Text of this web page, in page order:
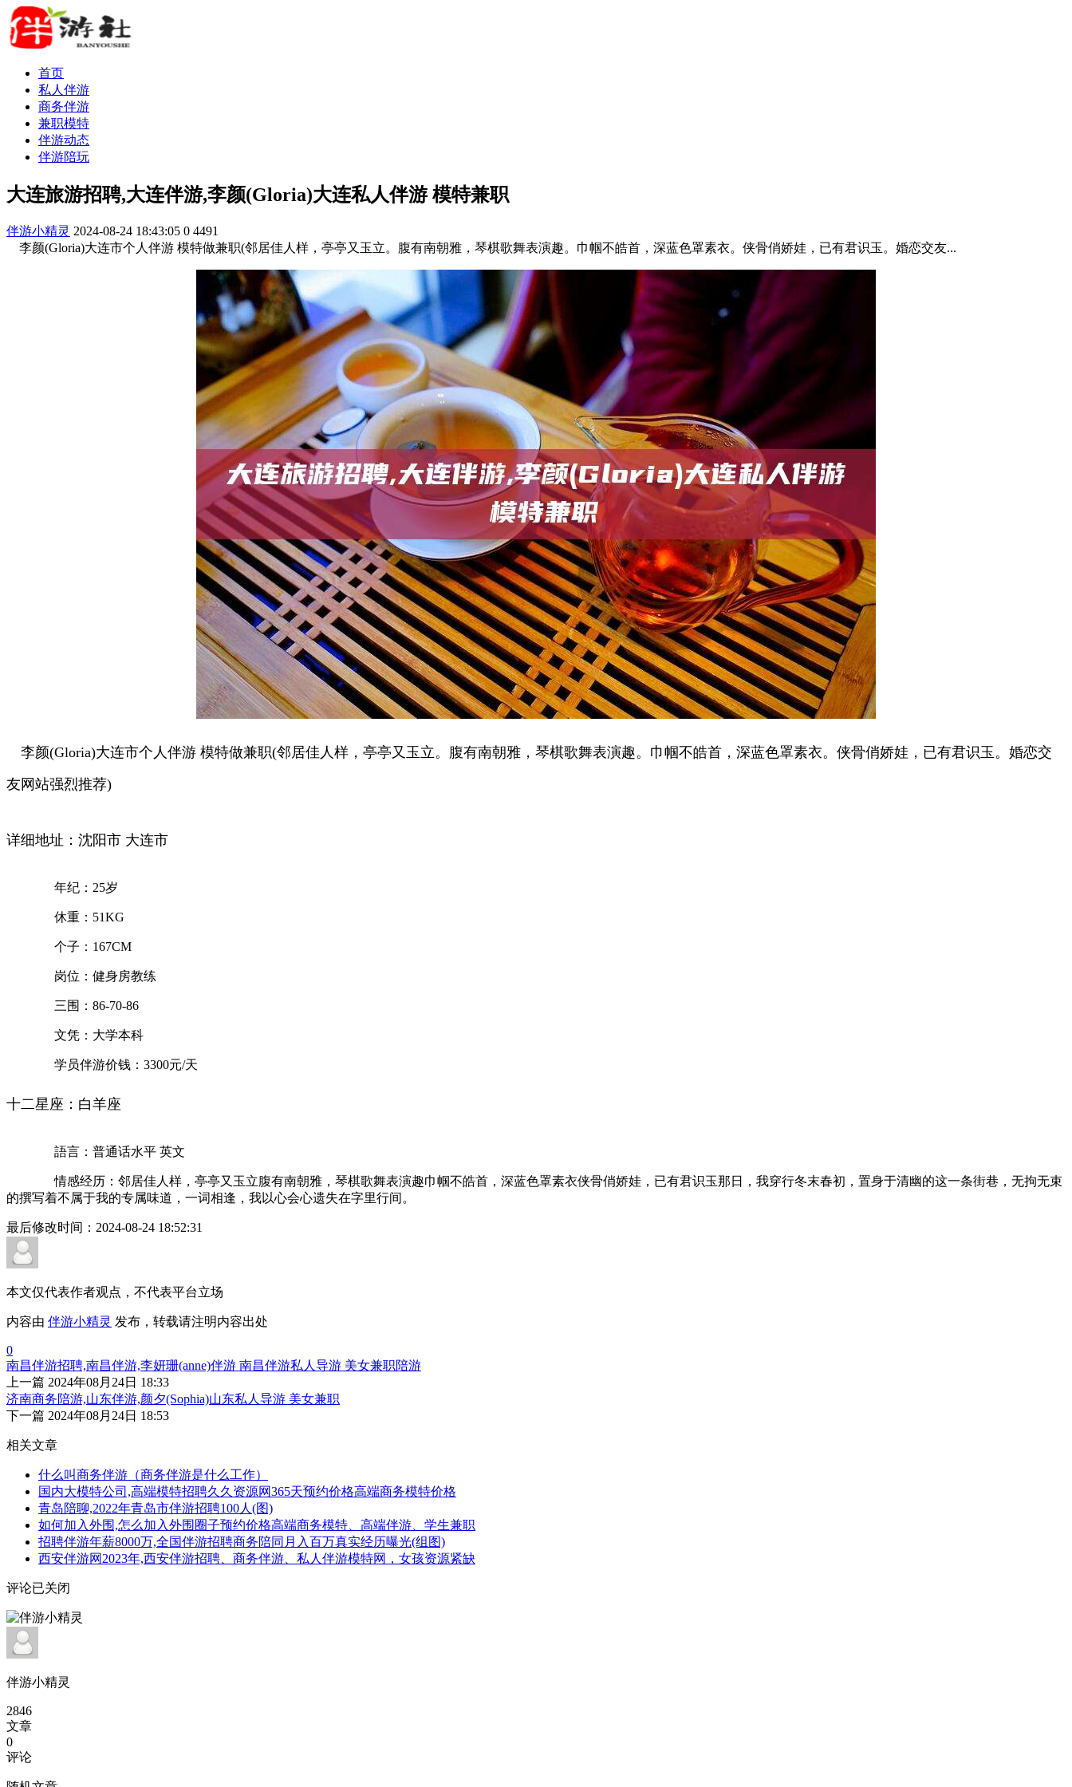
首页
私人伴游
商务伴游
兼职模特
伴游动态
伴游陪玩
大连旅游招聘,大连伴游,李颜(Gloria)大连私人伴游 模特兼职
伴游小精灵 2024-08-24 18:43:05 0 4491
李颜(Gloria)大连市个人伴游 模特做兼职(邻居佳人样，亭亭又玉立。腹有南朝雅，琴棋歌舞表演趣。巾帼不皓首，深蓝色罩素衣。侠骨俏娇娃，已有君识玉。婚恋交友...
李颜(Gloria)大连市个人伴游 模特做兼职(邻居佳人样，亭亭又玉立。腹有南朝雅，琴棋歌舞表演趣。巾帼不皓首，深蓝色罩素衣。侠骨俏娇娃，已有君识玉。婚恋交
友网站强烈推荐)
详细地址：沈阳市 大连市
年纪：25岁
休重：51KG
个子：167CM
岗位：健身房教练
三围：86-70-86
文凭：大学本科
学员伴游价钱：3300元/天
十二星座：白羊座
語言：普通话水平 英文
情感经历：邻居佳人样，亭亭又玉立腹有南朝雅，琴棋歌舞表演趣巾帼不皓首，深蓝色罩素衣侠骨俏娇娃，已有君识玉那日，我穿行冬末春初，置身于清幽的这一条街巷，无拘无束
的撰写着不属于我的专属味道，一词相逢，我以心会心遗失在字里行间。
最后修改时间： 2024-08-24 18:52:31
本文仅代表作者观点，不代表平台立场
内容由 伴游小精灵 发布，转载请注明内容出处
0
南昌伴游招聘,南昌伴游,李妍珊(anne)伴游 南昌伴游私人导游 美女兼职陪游
上一篇 2024年08月24日 18:33
济南商务陪游,山东伴游,颜夕(Sophia)山东私人导游 美女兼职
下一篇 2024年08月24日 18:53
相关文章
什么叫商务伴游（商务伴游是什么工作）
国内大模特公司,高端模特招聘久久资源网365天预约价格高端商务模特价格
青岛陪聊,2022年青岛市伴游招聘100人(图)
如何加入外围,怎么加入外围圈子预约价格高端商务模特、高端伴游、学生兼职
招聘伴游年薪8000万,全国伴游招聘商务陪同月入百万真实经历曝光(组图)
西安伴游网2023年,西安伴游招聘、商务伴游、私人伴游模特网，女孩资源紧缺
评论已关闭
伴游小精灵
2846
文章
0
评论